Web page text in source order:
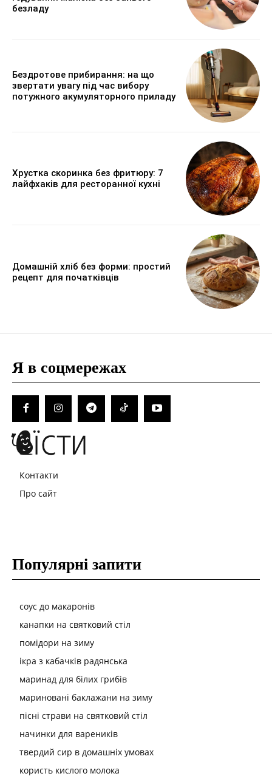
безладу
Бездротове прибирання: на що
звертати увагу під час вибору
потужного акумуляторного приладу
Хрустка скоринка без фритюру: 7
лайфхаків для ресторанної кухні
Домашній хліб без форми: простий
рецепт для початківців
Я в соцмережах
Контакти
Про сайт
Популярні запити
соус до макаронів
канапки на святковий стіл
помідори на зиму
ікра з кабачків радянська
маринад для білих грибів
мариновані баклажани на зиму
пісні страви на святковий стіл
начинки для вареників
твердий сир в домашніх умовах
користь кислого молока